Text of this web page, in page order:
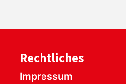
Rechtliches
Impressum